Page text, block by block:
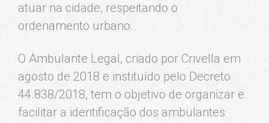
atuar na cidade, respeitando o
ordenamento urbano.
O Ambulante Legal, criado por Crivella em
agosto de 2018 e instituído pelo Decreto
44.838/2018, tem o objetivo de organizar e
facilitar a identificação dos ambulantes